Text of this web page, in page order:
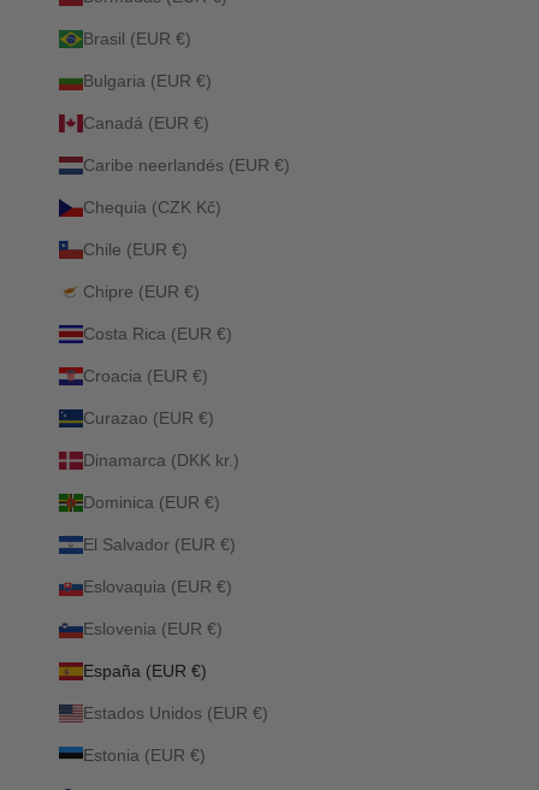
Brasil (EUR €)
Bulgaria (EUR €)
Canadá (EUR €)
Caribe neerlandés (EUR €)
Chequia (CZK Kč)
Chile (EUR €)
Chipre (EUR €)
Costa Rica (EUR €)
Croacia (EUR €)
Curazao (EUR €)
Dinamarca (DKK kr.)
Dominica (EUR €)
El Salvador (EUR €)
Eslovaquia (EUR €)
Eslovenia (EUR €)
España (EUR €)
Estados Unidos (EUR €)
Estonia (EUR €)